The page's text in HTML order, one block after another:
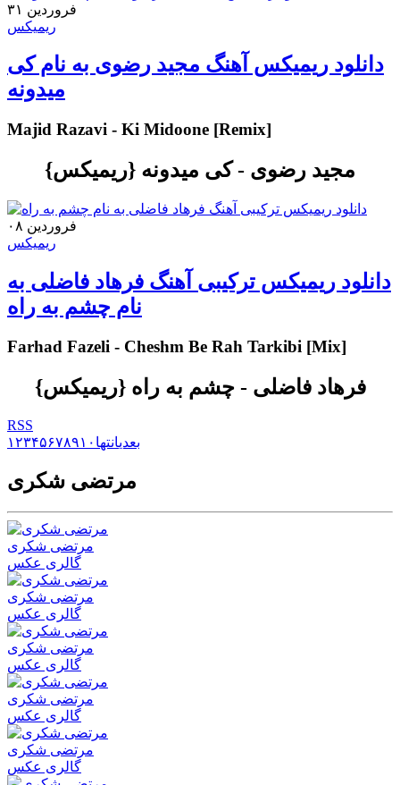
۳۱ فروردین
ریمیکس
دانلود ریمیکس آهنگ مجید رضوی به نام کی
میدونه
Majid Razavi - Ki Midoone [Remix]
مجید رضوی - کی میدونه {ریمیکس}
۰۸ فروردین
ریمیکس
دانلود ریمیکس ترکیبی آهنگ فرهاد فاضلی به
نام چشم به راه
Farhad Fazeli - Cheshm Be Rah Tarkibi [Mix]
فرهاد فاضلی - چشم به راه {ریمیکس}
RSS
۱۲۳۴۵۶۷۸۹۱۰ بعدیانتها
مرتضی شکری
مرتضی شکری
گالری عکس
مرتضی شکری
گالری عکس
مرتضی شکری
گالری عکس
مرتضی شکری
گالری عکس
مرتضی شکری
گالری عکس